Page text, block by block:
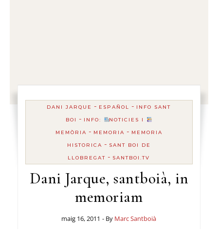
DANI JARQUE - ESPAÑOL - INFO SANT
BOI
- INFO:
NOTICIES I
MEMÒRIA - MEMORIA - MEMORIA
HISTORICA - SANT BOI DE
LLOBREGAT - SANTBOI.TV
Dani Jarque, santboià, in
memoriam
maig 16, 2011 - By Marc Santboià